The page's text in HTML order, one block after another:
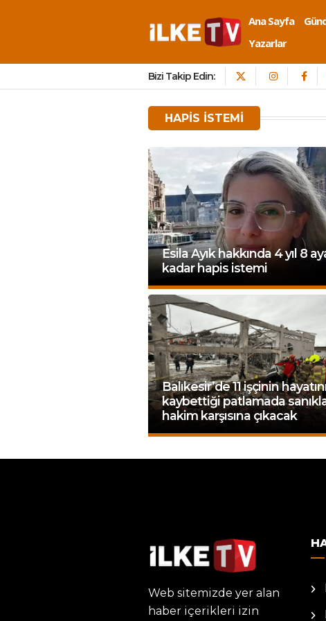
Ana Sayfa
Yazarlar
Bizi Takip Edin:
HAPIS ISTEMI
Esila Ayık hakkında 4 yıl 8
kadar hapis istemi
Balıkesir’de 11 işçinin
kaybettiği patlamada
hakim karşısına çıkacak
Web sitemizde yer alan
haber içerikleri izin